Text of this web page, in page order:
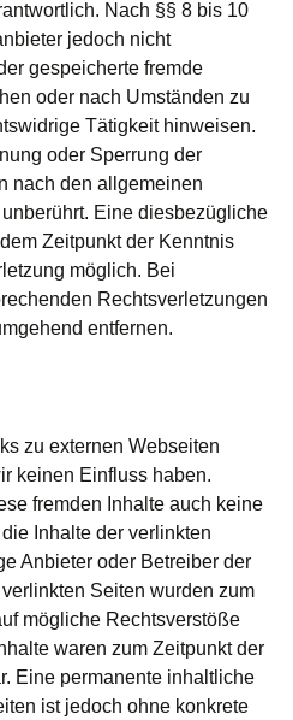
Nach §§ 8 bis 10
jedoch nicht
gespeicherte fremde
oder nach Umständen zu
Tätigkeit hinweisen.
oder Sperrung der
nach den allgemeinen
Eine diesbezügliche
Zeitpunkt der Kenntnis
möglich. Bei
Rechtsverletzungen
entfernen.
zu externen Webseiten
keinen Einfluss haben.
fremden Inhalte auch keine
Inhalte der verlinkten
Anbieter oder Betreiber der
Seiten wurden zum
mögliche Rechtsverstöße
waren zum Zeitpunkt der
Eine permanente inhaltliche
ist jedoch ohne konkrete